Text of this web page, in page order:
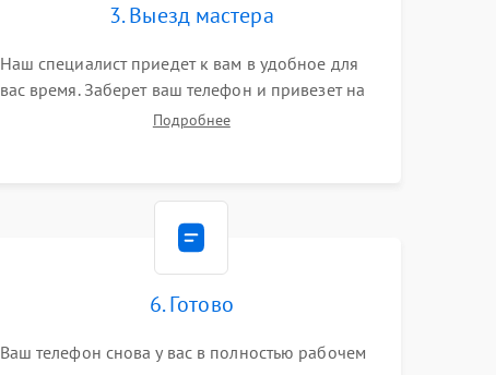
3. Выезд мастера
Наш специалист приедет к вам в удобное для
вас время. Заберет ваш телефон и привезет на
склад для диагностики.Подробнее
6. Готово
Ваш телефон снова у вас в полностью рабочем